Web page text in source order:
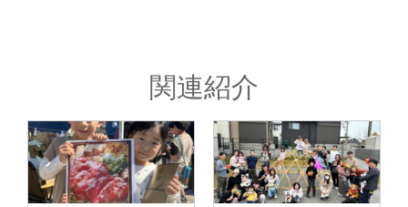
大会終了後は、表彰式を兼ねた懇親会を開催。
日ごろ各分譲地で開催されている入居者様主催の『マチトモ！』交流イベン
関連紹介